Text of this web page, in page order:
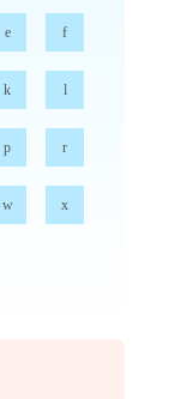
e f
k l
p r
w x